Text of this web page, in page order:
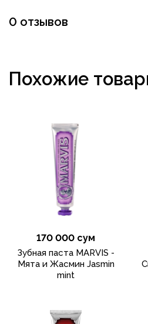
0 отзывов
Похожие
170 000 сум
Зубная паста MARVIS -
Мята и Жасмин Jasmin
mint